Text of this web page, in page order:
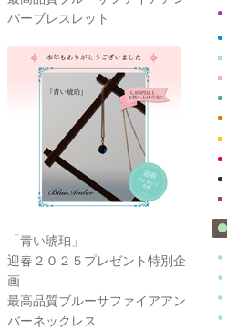
バーブレスレット
「青い琥珀」
迎春２０２５プレゼント特別企
画
最高品質ブルーサファイアアン
バーネックレス